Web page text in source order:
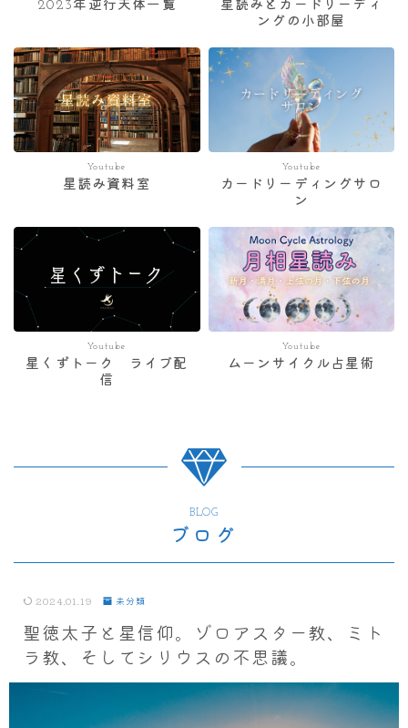
2023年逆行天体一覧
星読みとカードリーディ
ングの小部屋
Youtube
星読み資料室
Youtube
カードリーディングサロ
ン
Youtube
星くずトーク ライブ配
信
Youtube
ムーンサイクル占星術
BLOG
ブログ
2024.01.19 未分類
聖徳太子と星信仰。ゾロアスター教、ミト
ラ教、そしてシリウスの不思議。